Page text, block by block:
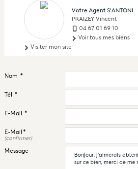
Votre Agent S'ANTONI
PRAIZEY Vincent
04 67 01 69 10
Voir tous mes biens
Visiter mon site
Nom *
Tél *
E-Mail *
E-Mail *
(confirmer)
Message